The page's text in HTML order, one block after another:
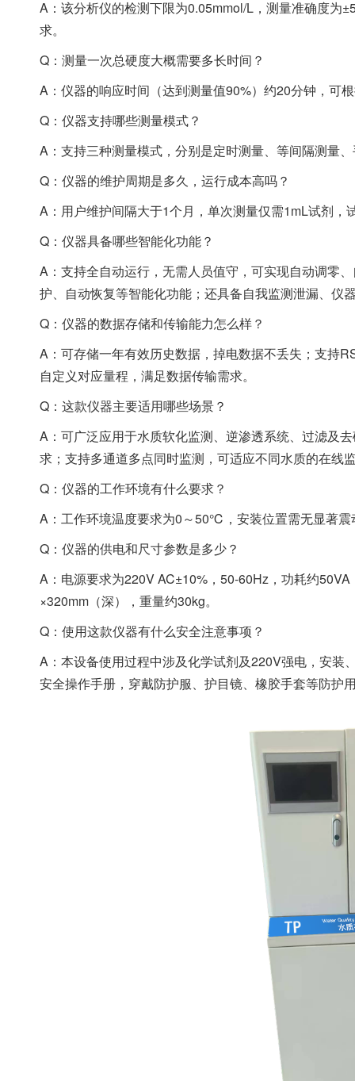
A：该分析仪的检测下限为0.05mmol/L，测量准确度为
求。
Q：测量一次总硬度大概需要多长时间？
A：仪器的响应时间（达到测量值90%）约20分钟，可
Q：仪器支持哪些测量模式？
A：支持三种测量模式，分别是定时测量、等间隔测量
Q：仪器的维护周期是多久，运行成本高吗？
A：用户维护间隔大于1个月，单次测量仅需1mL试剂，
Q：仪器具备哪些智能化功能？
A：支持全自动运行，无需人员值守，可实现自动调零
护、自动恢复等智能化功能；还具备自我监测泄漏、仪
Q：仪器的数据存储和传输能力怎么样？
A：可存储一年有效历史数据，掉电数据不丢失；支持
自定义对应量程，满足数据传输需求。
Q：这款仪器主要适用哪些场景？
A：可广泛应用于水质软化监测、逆渗透系统、过滤及
求；支持多通道多点同时监测，可适应不同水质的在线
Q：仪器的工作环境有什么要求？
A：工作环境温度要求为0～50℃，安装位置需无显著
Q：仪器的供电和尺寸参数是多少？
A：电源要求为220V AC±10%，50-60Hz，功耗约
×320mm（深），重量约30kg。
Q：使用这款仪器有什么安全注意事项？
A：本设备使用过程中涉及化学试剂及220V强电，安装
安全操作手册，穿戴防护服、护目镜、橡胶手套等防护